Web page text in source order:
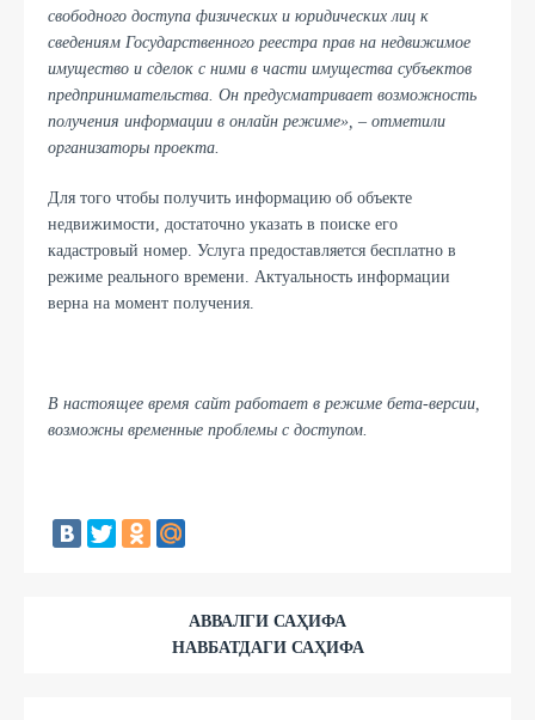
свободного доступа физических и юридических лиц к
сведениям Государственного реестра прав на недвижимое
имущество и сделок с ними в части имущества субъектов
предпринимательства. Он предусматривает возможность
получения информации в онлайн режиме», – отметили
организаторы проекта.
Для того чтобы получить информацию об объекте
недвижимости, достаточно указать в поиске его
кадастровый номер. Услуга предоставляется бесплатно в
режиме реального времени. Актуальность информации
верна на момент получения.
В настоящее время сайт работает в режиме бета-версии,
возможны временные проблемы с доступом.
АВВАЛГИ САҲИФА
НАВБАТДАГИ САҲИФА